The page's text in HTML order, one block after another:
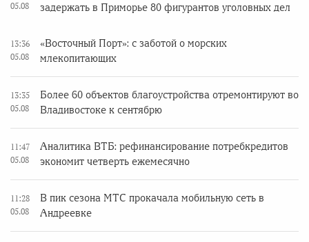
05.08
задержать в Приморье 80 фигурантов уголовных дел
13:36
05.08
«Восточный Порт»: с заботой о морских
млекопитающих
13:35
05.08
Более 60 объектов благоустройства отремонтируют во
Владивостоке к сентябрю
11:47
05.08
Аналитика ВТБ: рефинансирование потребкредитов
экономит четверть ежемесячно
11:28
05.08
В пик сезона МТС прокачала мобильную сеть в
Андреевке